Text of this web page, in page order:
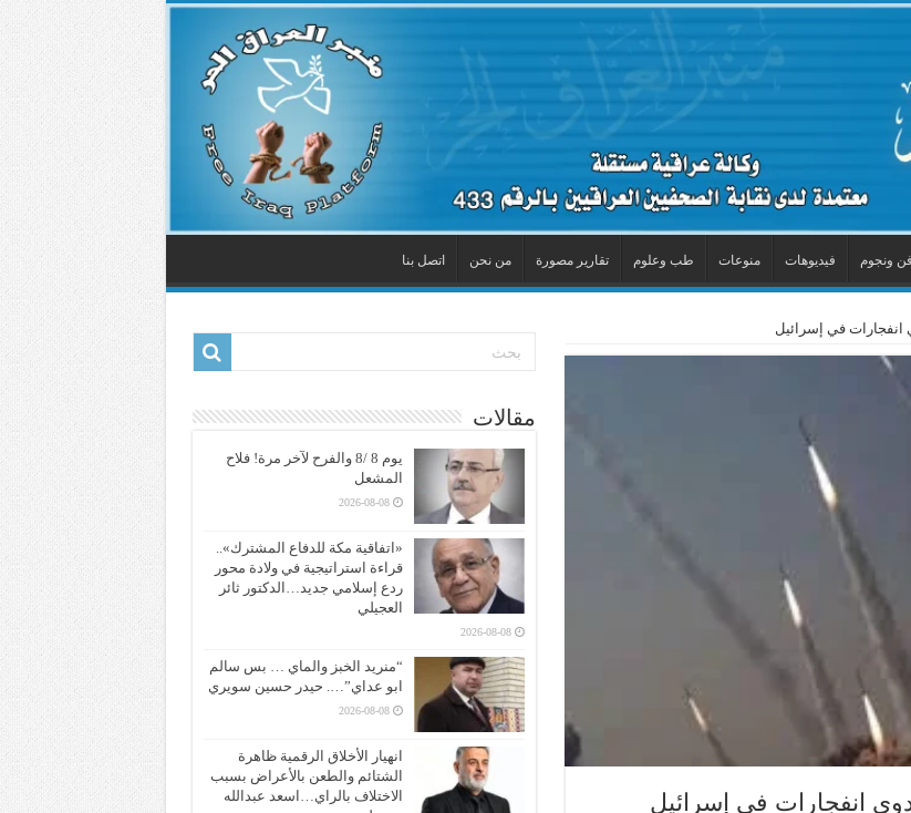
فن ونجوم فيديوهات منوعات طب وعلوم تقارير مصورة من نحن اتصل بنا
في إسرائيل
انفجارات في إسرائيل
مقالات
يوم 8 /8 والفرح لآخر مرة! فلاح
المشعل
2026-08-08
«اتفاقية مكة للدفاع المشترك»..
قراءة استراتيجية في ولادة محور
ردع إسلامي جديد…الدكتور ثائر
العجيلي
2026-08-08
“منريد الخبز والماي … بس سالم
ابو عداي”…. حيدر حسين سويري
2026-08-08
انهيار الأخلاق الرقمية ظاهرة
الشتائم والطعن بالأعراض بسبب
الاختلاف بالراي…اسعد عبدالله